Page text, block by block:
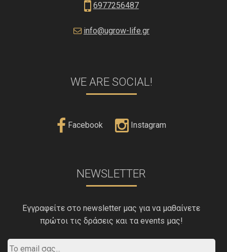
6977256487
info@ugrow-life.gr
WE ARE SOCIAL!
Facebook Instagram
NEWSLETTER
Εγγραφείτε στο newsletter μας για να μαθαίνετε
πρώτοι τις δράσεις και τα events μας!